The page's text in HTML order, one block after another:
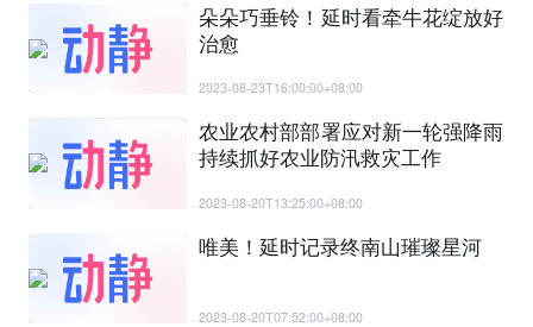
朵朵巧垂铃！延时看牵牛花绽放好
治愈
2023-08-23T16:00:00+08:00
农业农村部部署应对新一轮强降雨
持续抓好农业防汛救灾工作
2023-08-20T13:25:00+08:00
唯美！延时记录终南山璀璨星河
2023-08-20T07:52:00+08:00